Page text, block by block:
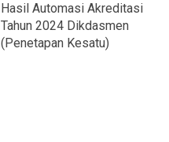
Hasil Automasi Akreditasi
Tahun 2024 Dikdasmen
(Penetapan Kesatu)